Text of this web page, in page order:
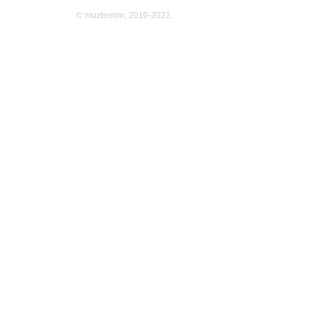
© muztermin, 2010-2022.